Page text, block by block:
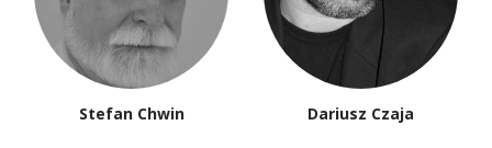
Stefan Chwin Dariusz Czaja